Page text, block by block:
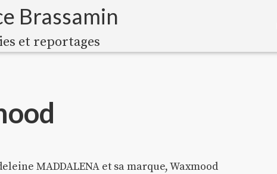
Brassamin
et reportages
MADDALENA et sa marque, Waxmood